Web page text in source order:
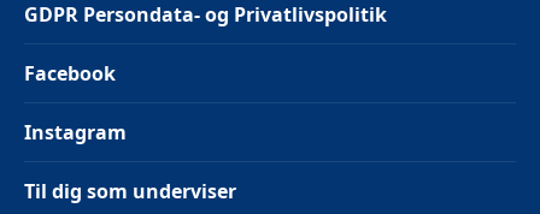
GDPR Persondata- og Privatlivspolitik
Facebook
Instagram
Til dig som underviser